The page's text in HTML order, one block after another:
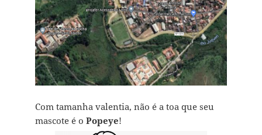
Com tamanha valentia, não é a toa que seu
mascote é o Popeye!